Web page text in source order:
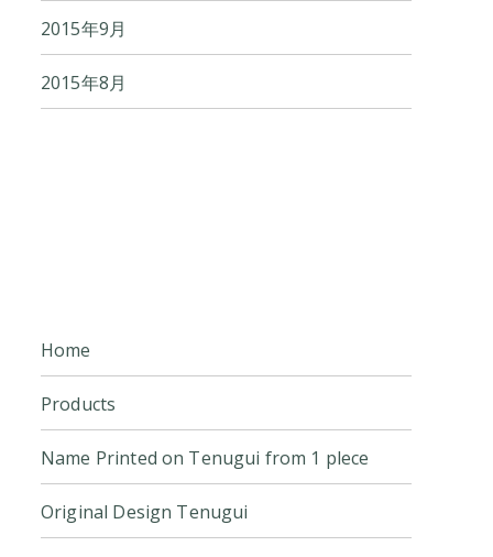
2015年9月
2015年8月
Home
Products
Name Printed on Tenugui from 1 plece
Original Design Tenugui